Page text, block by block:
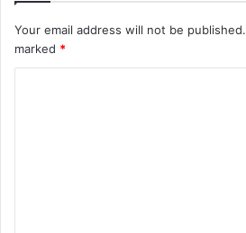
Your email address will not be published.
marked *